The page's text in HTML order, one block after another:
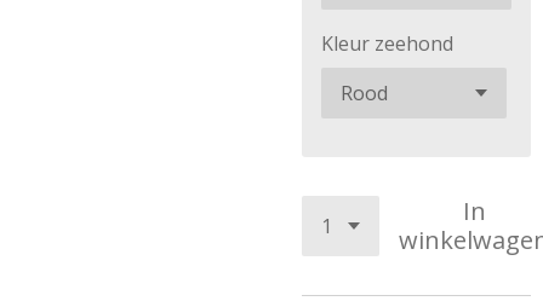
Kleur zeehond
In